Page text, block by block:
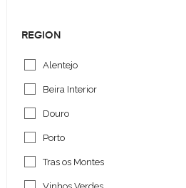
REGION
Alentejo
Beira Interior
Douro
Porto
Tras os Montes